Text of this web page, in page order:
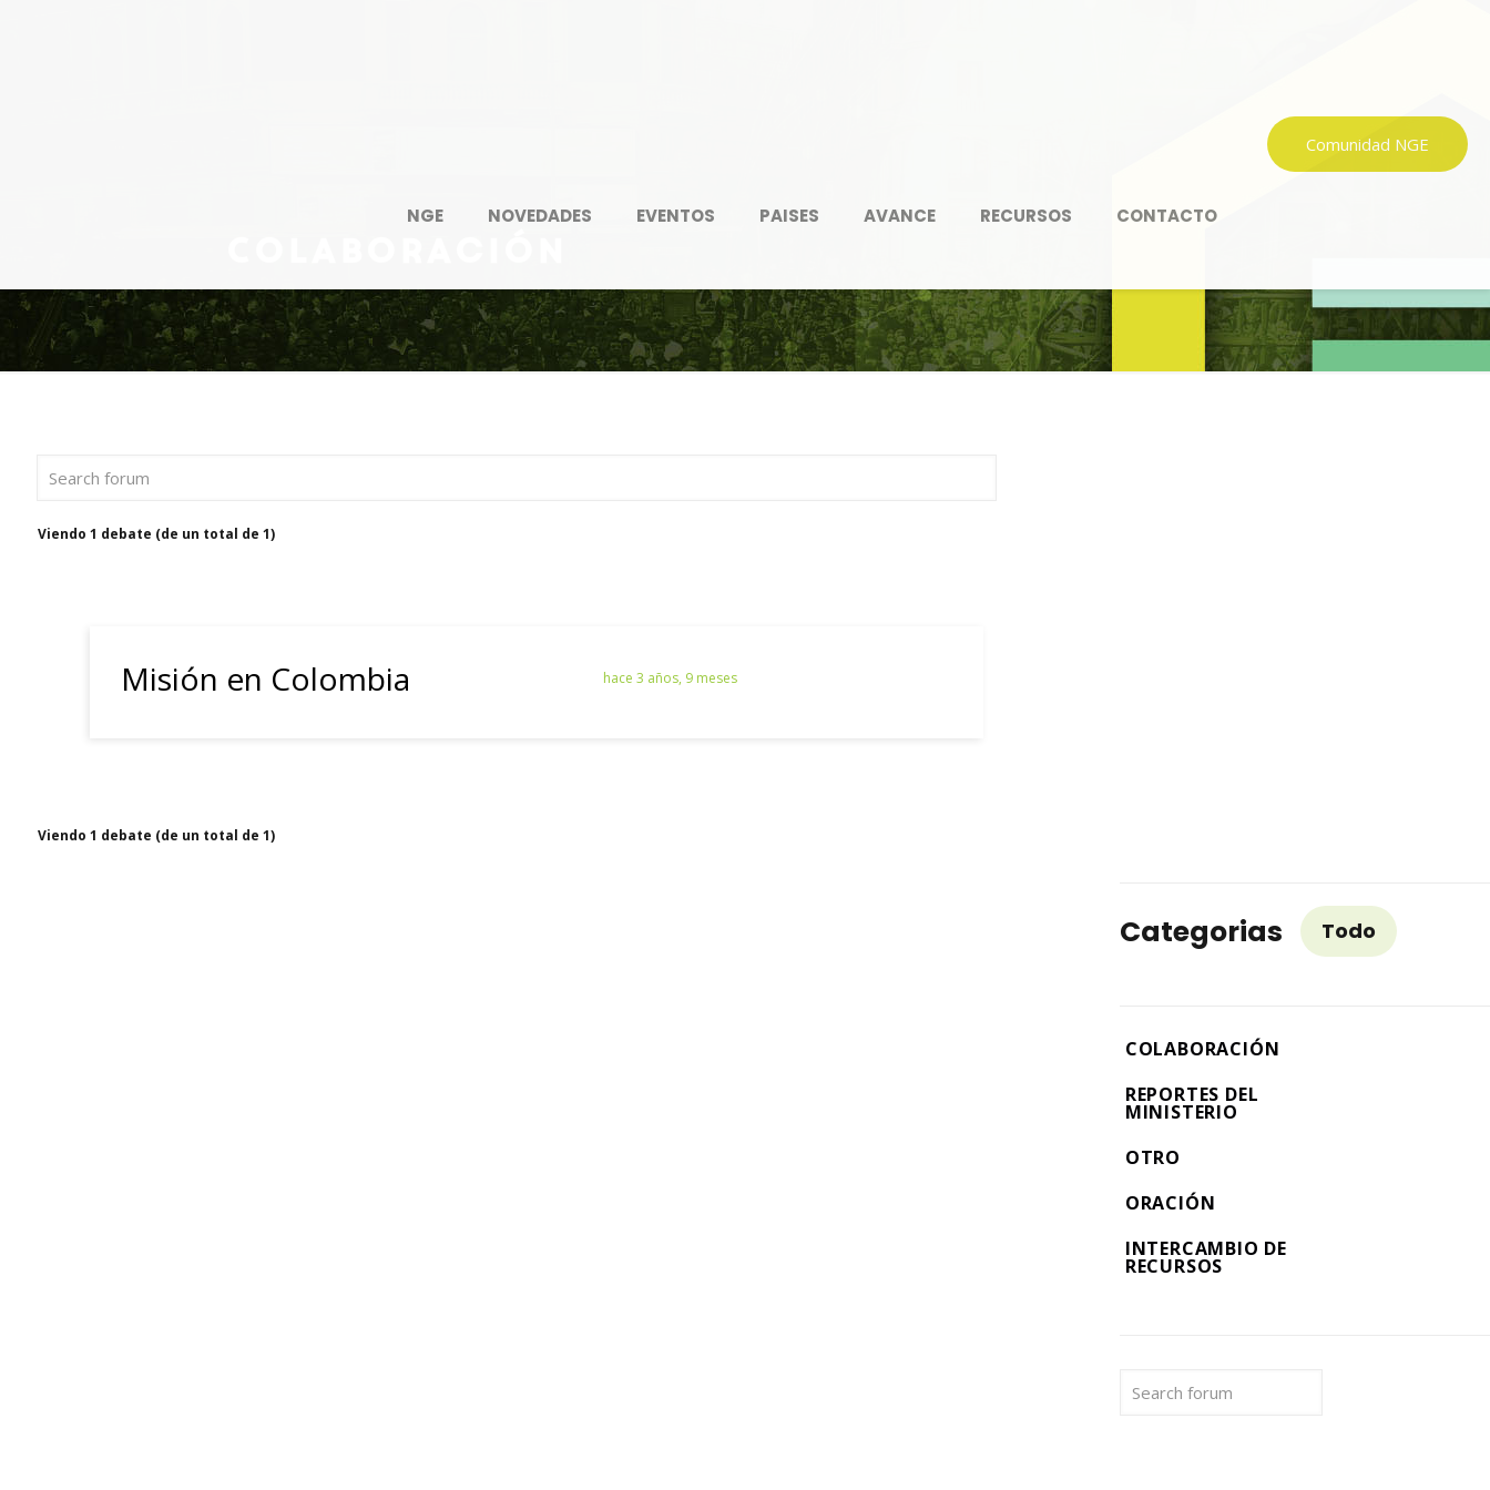
NGE NOVEDADES EVENTOS PAISES AVANCE RECURSOS CONTACTO
Comunidad NGE
Viendo 1 debate (de un total de 1)
Misión en Colombia hace 3 años, 9 meses
Viendo 1 debate (de un total de 1)
Categorias Todo
COLABORACIÓN
REPORTES DEL
MINISTERIO
OTRO
ORACIÓN
INTERCAMBIO DE
RECURSOS